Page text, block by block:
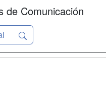
de Comunicación